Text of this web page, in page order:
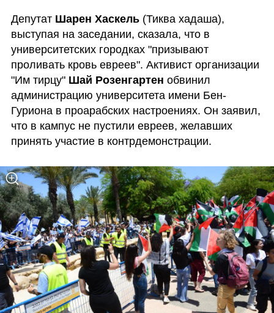
Депутат Шарен Хаскель (Тиква хадаша),
выступая на заседании, сказала, что в
университетских городках "призывают
проливать кровь евреев". Активист организации
"Им тирцу" Шай Розенгартен обвинил
администрацию университета имени Бен-
Гуриона в проарабских настроениях. Он заявил,
что в кампус не пустили евреев, желавших
принять участие в контрдемонстрации.